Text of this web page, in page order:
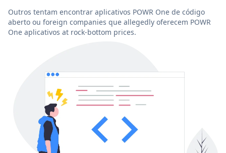
Outros tentam encontrar aplicativos POWR One de código
aberto ou foreign companies que allegedly oferecem POWR
One aplicativos at rock-bottom prices.